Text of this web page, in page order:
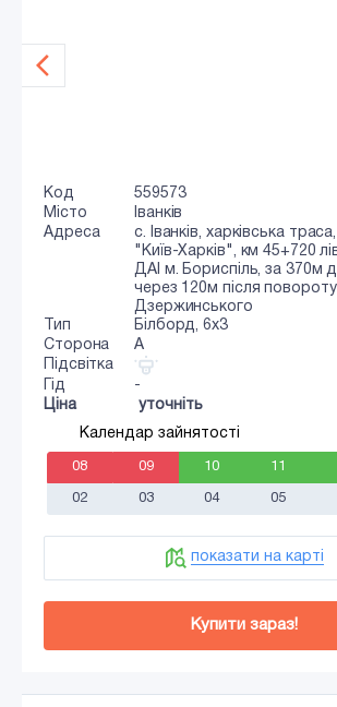
Код
559573
Місто
Іванків
Адреса
с. Іванків, харківська
"Київ-Харків", км 45+720
ДАІ м. Бориспіль, за 370м
через 120м після повороту
Дзержинського
Тип
Білборд, 6х3
Сторона
A
Підсвітка
Гід
-
Ціна
уточніть
Календар зайнятості
08 09 10 11
02 03 04 05
показати на карті
Купити зараз!
Додати в кошик